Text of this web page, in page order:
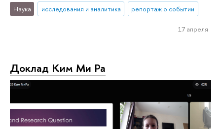
Наука исследования и аналитика репортаж о событии
17 апреля
Доклад Ким Ми Ра